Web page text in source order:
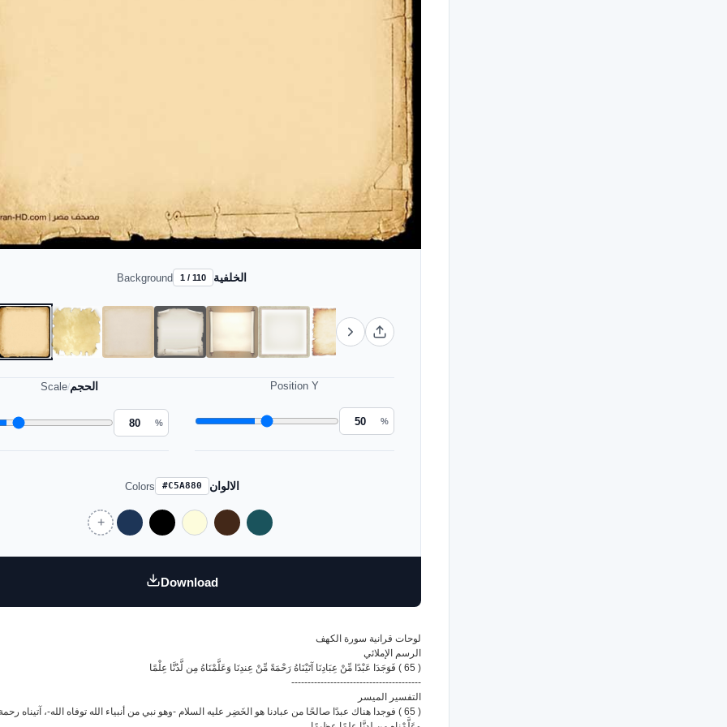
Background 1 / 110 الخلفية
Scale/الحجم
%
Position Y
%
Colors #C5A880 الالوان
Download
لوحات قرانية سورة الكهف
الرسم الإملائي
( 65 ) فَوَجَدَا عَبْدًا مِّنْ عِبَادِنَا آتَيْنَاهُ رَحْمَةً مِّنْ عِندِنَا وَعَلَّمْنَاهُ مِن لَّدُنَّا عِلْمًا
----------------------------------------
التفسير الميسر
( 65 ) فوجدا هناك عبدًا صالحًا من عبادنا هو الخَضِر عليه السلام -وهو نبي من أنبياء الله توفاه الله-، آتيناه